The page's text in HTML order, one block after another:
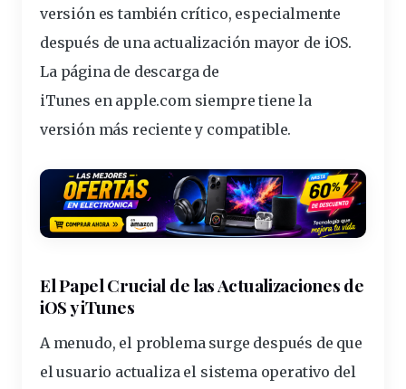
versión es también crítico, especialmente
después de una actualización mayor de iOS.
La página de descarga de
iTunes en apple.com siempre tiene la
versión más reciente y compatible.
El Papel Crucial de las Actualizaciones de
iOS y iTunes
A menudo, el problema surge después de que
el usuario actualiza el sistema operativo del